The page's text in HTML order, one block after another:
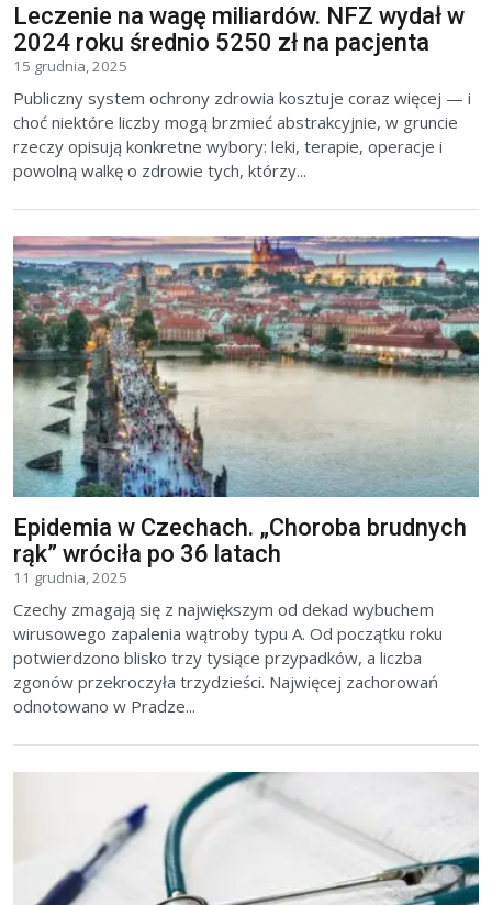
Leczenie na wagę miliardów. NFZ wydał w
2024 roku średnio 5250 zł na pacjenta
15 grudnia, 2025
Publiczny system ochrony zdrowia kosztuje coraz więcej — i
choć niektóre liczby mogą brzmieć abstrakcyjnie, w gruncie
rzeczy opisują konkretne wybory: leki, terapie, operacje i
powolną walkę o zdrowie tych, którzy...
Epidemia w Czechach. „Choroba brudnych
rąk” wróciła po 36 latach
11 grudnia, 2025
Czechy zmagają się z największym od dekad wybuchem
wirusowego zapalenia wątroby typu A. Od początku roku
potwierdzono blisko trzy tysiące przypadków, a liczba
zgonów przekroczyła trzydzieści. Najwięcej zachorowań
odnotowano w Pradze...